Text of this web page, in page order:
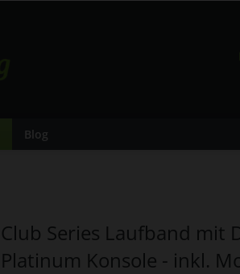
Blog
Club Series Laufband mit
Platinum Konsole - inkl.